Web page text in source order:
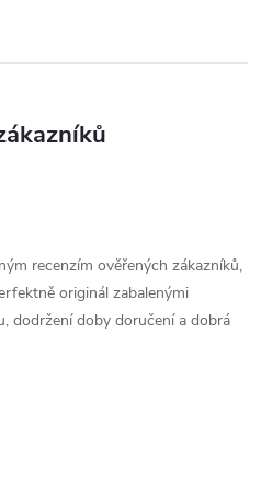
recenzím ověřených zákazníků,
originál zabalenými
dodržení doby doručení a dobrá